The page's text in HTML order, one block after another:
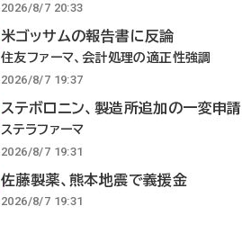
2026/8/7 20:33
米ゴッサムの報告書に反論
住友ファーマ、会計処理の適正性強調
2026/8/7 19:37
ステボロニン、製造所追加の一変申請
ステラファーマ
2026/8/7 19:31
佐藤製薬、熊本地震で義援金
2026/8/7 19:31